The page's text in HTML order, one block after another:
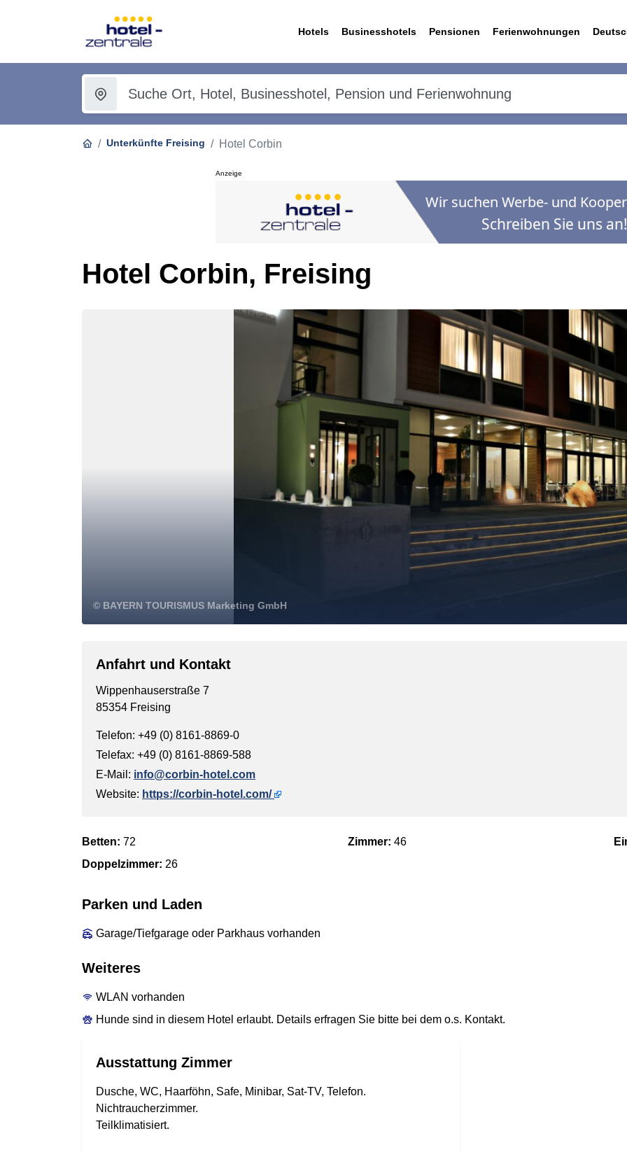
Hotels Businesshotels Pensionen Ferienwohnungen
Unterkünfte Freising Hotel Corbin
Anzeige
Hotel Corbin, Freising
© BAYERN TOURISMUS Marketing GmbH
Anfahrt und Kontakt
Wippenhauserstraße 7
85354 Freising
Telefon: +49 (0) 8161-8869-0
Telefax: +49 (0) 8161-8869-588
E-Mail: info@corbin-hotel.com
Website: https://corbin-hotel.com/
Betten: 72 Zimmer: 46
Doppelzimmer: 26
Parken und Laden
Garage/Tiefgarage oder Parkhaus vorhanden
Weiteres
WLAN vorhanden
Hunde sind in diesem Hotel erlaubt. Details erfragen Sie bitte bei dem o.s. Kontakt.
Ausstattung Zimmer
Dusche, WC, Haarföhn, Safe, Minibar, Sat-TV, Telefon.
Nichtraucherzimmer.
Teilklimatisiert.